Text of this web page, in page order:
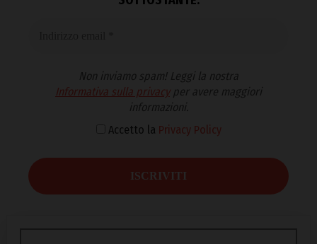
Non inviamo spam! Leggi la nostra
Informativa sulla privacyper avere maggiori
informazioni.
Accetto la Privacy Policy